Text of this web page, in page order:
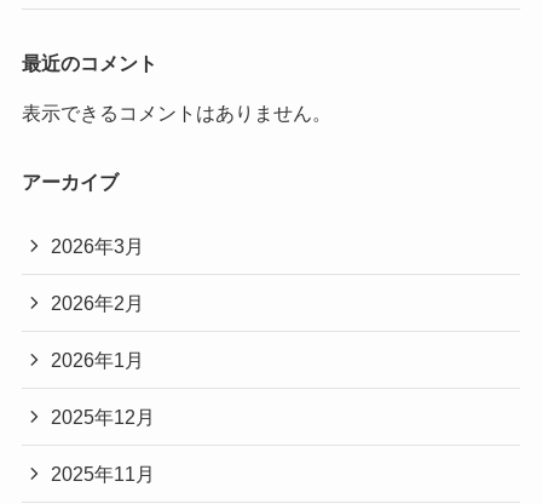
最近のコメント
表示できるコメントはありません。
アーカイブ
2026年3月
2026年2月
2026年1月
2025年12月
2025年11月